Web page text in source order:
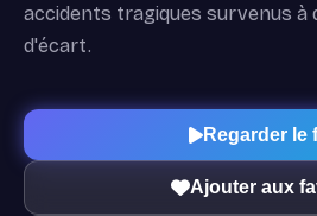
accidents tragiques survenus à
d'écart.
Regarder le
Ajouter aux